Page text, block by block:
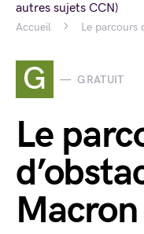
Accueil Le parcours
G GRATUIT
Le
Macron
autres sujets CCN)